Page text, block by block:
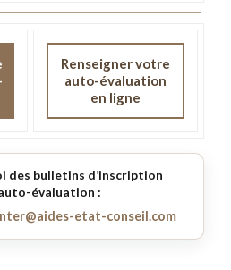
Renseigner votre
auto-évaluation
en ligne
des bulletins d’inscription
évaluation :
etat-conseil.com